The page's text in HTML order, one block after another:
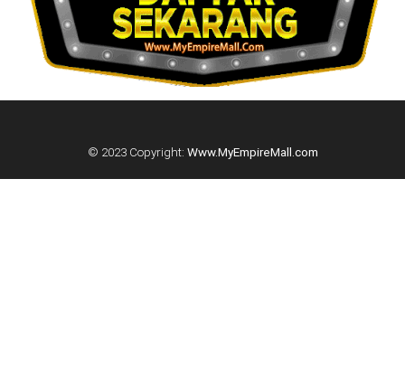
© 2023 Copyright: Www.MyEmpireMall.com